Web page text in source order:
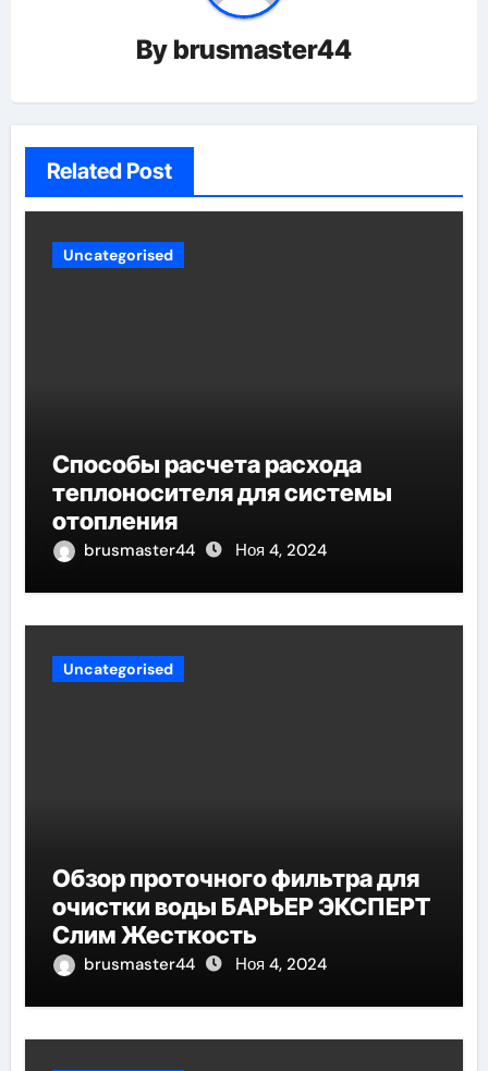
By brusmaster44
Related Post
Uncategorised
Способы расчета расхода
теплоносителя для системы
отопления
brusmaster44 Ноя 4, 2024
Uncategorised
Обзор проточного фильтра для
очистки воды БАРЬЕР ЭКСПЕРТ
Слим Жесткость
brusmaster44 Ноя 4, 2024